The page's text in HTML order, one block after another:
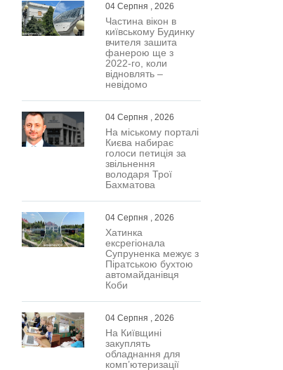
04 Серпня , 2026
Частина вікон в
київському Будинку
вчителя зашита
фанерою ще з
2022-го, коли
відновлять –
невідомо
04 Серпня , 2026
На міському порталі
Києва набирає
голоси петиція за
звільнення
володаря Трої
Бахматова
04 Серпня , 2026
Хатинка
ексрегіонала
Супруненка межує з
Піратською бухтою
автомайданівця
Коби
04 Серпня , 2026
На Київщині
закуплять
обладнання для
комп’ютеризації